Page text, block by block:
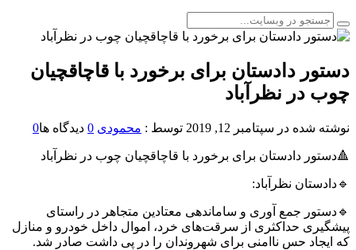
دستور دادستان برای برخورد با قاچاقچیان
چوب در نظرآباد
نوشته شده در سپتامبر 12, 2019 توسط : محمودی 0 دیدگاه ها0
🔺دستور دادستان برای برخورد با قاچاقچیان چوب در نظرآباد
🔹دادستان نظرآباد:
🔹دستور جمع آوری و ساماندهی معتادین متجاهر در راستای
پیشگیری حداکثری از سرقت‌های خرد، اموال داخل خودرو و منازل
که ایجاد حس ناامنی برای شهروندان را در پی داشت صادر شد.